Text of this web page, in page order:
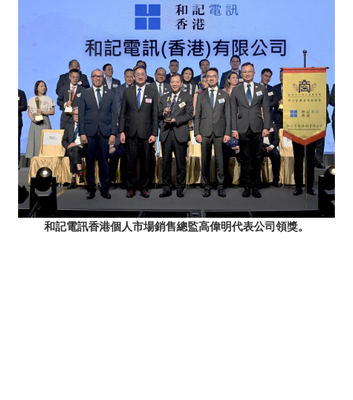
和記電訊香港個人市場銷售總監高偉明代表公司領獎。